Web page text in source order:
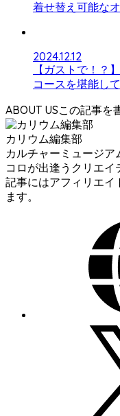
着せ替え可能な
2024.12.12
【ガストで！？
コースを堪能し
ABOUT US
カリウム編集部
カルチャーミュージア
コロが出逢うクリエイ
記事にはアフィリエイ
ます。